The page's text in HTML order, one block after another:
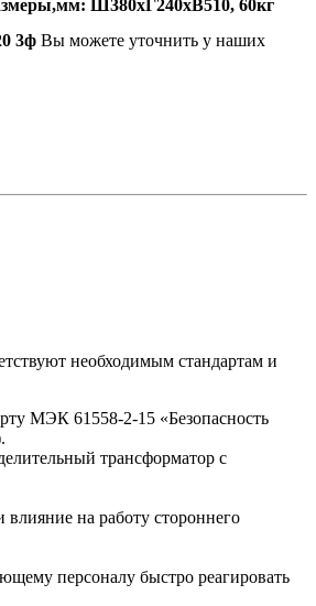
Ш380хГ240хВ510, 60кг
3фВы можете уточнить у наших
необходимым стандартам и
МЭК 61558-2-15 «Безопасность
трансформатор с
на работу стороннего
персоналу быстро реагировать